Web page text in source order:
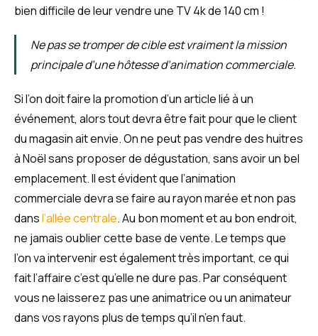
bien difficile de leur vendre une TV 4k de 140 cm !
Ne pas se tromper de cible est vraiment la mission
principale d’une hôtesse d’animation commerciale.
Si l’on doit faire la promotion d’un article lié à un
événement, alors tout devra être fait pour que le client
du magasin ait envie. On ne peut pas vendre des huitres
à Noël sans proposer de dégustation, sans avoir un bel
emplacement. Il est évident que l’animation
commerciale devra se faire au rayon marée et non pas
dansl’allée centrale. Au bon moment et au bon endroit,
ne jamais oublier cette base de vente. Le temps que
l’on va intervenir est également très important, ce qui
fait l’affaire c’est qu’elle ne dure pas. Par conséquent
vous ne laisserez pas une animatrice ou un animateur
dans vos rayons plus de temps qu’il n’en faut.